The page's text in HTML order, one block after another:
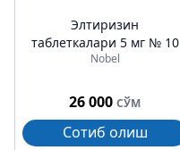
Элтиризин
таблеткалари 5 мг № 10
Nobel
26 000 СЎМ
Сотиб олиш